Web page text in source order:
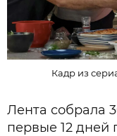
Кадр из
Лента собрала
первые 12 дней